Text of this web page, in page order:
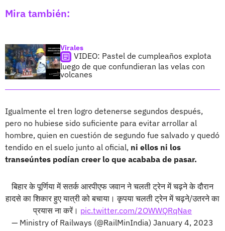
Mira también:
Virales
VIDEO: Pastel de cumpleaños explota
luego de que confundieran las velas con
volcanes
Igualmente el tren logro detenerse segundos después,
pero no hubiese sido suficiente para evitar arrollar al
hombre, quien en cuestión de segundo fue salvado y quedó
tendido en el suelo junto al oficial, ni ellos ni los
transeúntes podían creer lo que acababa de pasar.
बिहार के पूर्णिया में सतर्क आरपीएफ जवान ने चलती ट्रेन में चढ़ने के दौरान
हादसे का शिकार हुए यात्री को बचाया। कृपया चलती ट्रेन में चढ़ने/उतरने का
प्रयास ना करें। pic.twitter.com/2OWWQRqNae
— Ministry of Railways (@RailMinIndia) January 4, 2023